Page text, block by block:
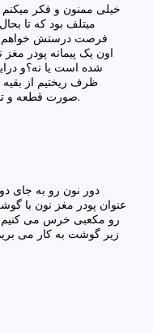
خیلی ممنون و فکر
میتلف بود که تا
فرصت درستش خواهم
اون یک پیمانه پودر
شده است یا نه؟و
ظرف ریختیم از بقیه
صورت قطعه و تست شده استفاده شده است.
دور نون رو به جای
عنوان پودر مغز نون با
رو مکعبی خرس می کنیم
زیر گوشت به کار می